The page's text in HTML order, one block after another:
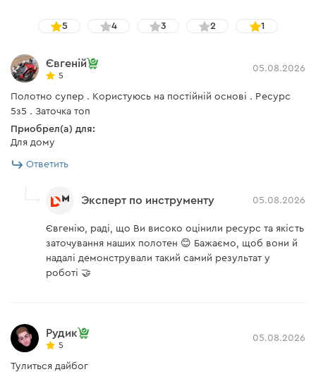
5 4 3 2 1
Євгеній
5
05.08.2026
Полотно супер . Користуюсь на постійній основі . Ресурс
5з5 . Заточка топ
Приобрел(а) для:
Для дому
Ответить
Эксперт по инструменту 05.08.2026
Євгенію, раді, що Ви високо оцінили ресурс та якість
заточування наших полотен 😊 Бажаємо, щоб вони й
надалі демонстрували такий самий результат у
роботі 🤝
Рудик
5
05.08.2026
Тулиться дайбог